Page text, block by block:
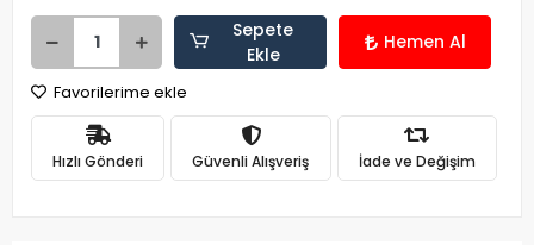
Sepete
Ekle
Hemen Al
Favorilerime ekle
Hızlı Gönderi Güvenli Alışveriş İade ve Değişim